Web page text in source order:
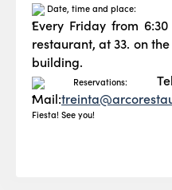
Date, time and place:
Every Friday from
restaurant, at 33. on
building.
Reservations:
Mail:
Fiesta! See you!